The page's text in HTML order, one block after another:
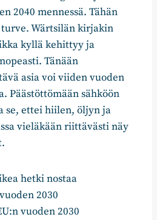
2040 mennessä. Tähän
Wärtsilän kirjakin
kyllä kehittyy ja
Tänään
asia voi viiden vuoden
Päästöttömään sähköön
se, ettei hiilen, öljyn ja
vieläkään riittävästi näy
hetki nostaa
2030
vuoden 2030